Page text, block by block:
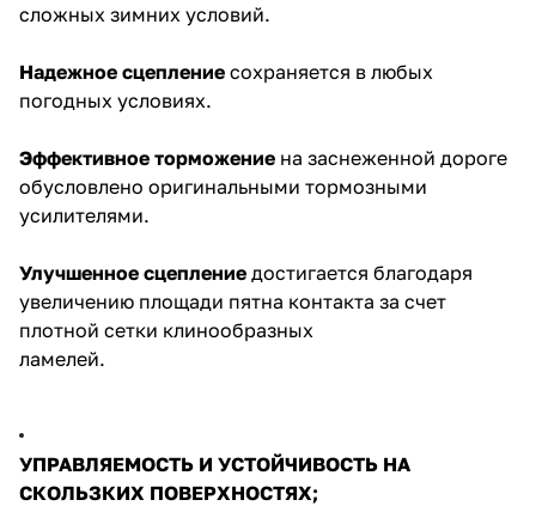
сложных зимних условий.
Надежное сцепление сохраняется в любых
погодных условиях.
Эффективное торможение на заснеженной дороге
обусловлено оригинальными тормозными
усилителями.
Улучшенное сцепление достигается благодаря
увеличению площади пятна контакта за счет
плотной сетки клинообразных
ламелей.
УПРАВЛЯЕМОСТЬ И УСТОЙЧИВОСТЬ НА
СКОЛЬЗКИХ ПОВЕРХНОСТЯХ;